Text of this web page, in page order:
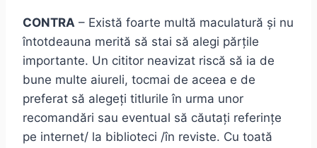
CONTRA – Există foarte multă maculatură și nu
întotdeauna merită să stai să alegi părțile
importante. Un cititor neavizat riscă să ia de
bune multe aiureli, tocmai de aceea e de
preferat să alegeți titlurile în urma unor
recomandări sau eventual să căutați referințe
pe internet/ la biblioteci /în reviste. Cu toată